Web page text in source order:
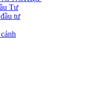
Tư
tư